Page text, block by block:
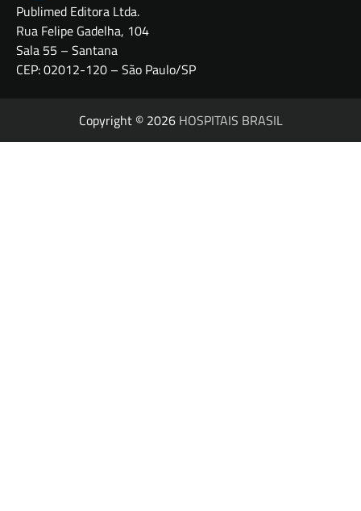
Publimed Editora Ltda.
Rua Felipe Gadelha, 104
Sala 55 – Santana
CEP: 02012-120 – São Paulo/SP
Copyright © 2026 HOSPITAIS BRASIL